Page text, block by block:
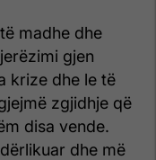
madhe dhe
gjen
krize dhe le të
zgjidhje që
disa vende.
dhe më